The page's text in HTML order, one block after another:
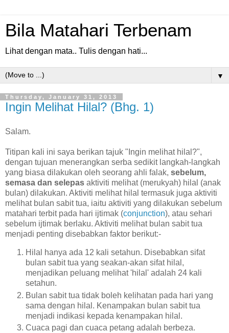
Bila Matahari Terbenam
Lihat dengan mata.. Tulis dengan hati...
▼
Thursday, January 31, 2013
Ingin Melihat Hilal? (Bhg. 1)
Salam.
Titipan kali ini saya berikan tajuk "Ingin melihat hilal?",
dengan tujuan menerangkan serba sedikit langkah-langkah
yang biasa dilakukan oleh seorang ahli falak, sebelum,
semasa dan selepas aktiviti melihat (merukyah) hilal (anak
bulan) dilakukan. Aktiviti melihat hilal termasuk juga aktiviti
melihat bulan sabit tua, iaitu aktiviti yang dilakukan sebelum
matahari terbit pada hari ijtimak (conjunction), atau sehari
sebelum ijtimak berlaku. Aktiviti melihat bulan sabit tua
menjadi penting disebabkan faktor berikut:-
Hilal hanya ada 12 kali setahun. Disebabkan sifat
bulan sabit tua yang seakan-akan sifat hilal,
menjadikan peluang melihat 'hilal' adalah 24 kali
setahun.
Bulan sabit tua tidak boleh kelihatan pada hari yang
sama dengan hilal. Kenampakan bulan sabit tua
menjadi indikasi kepada kenampakan hilal.
Cuaca pagi dan cuaca petang adalah berbeza.